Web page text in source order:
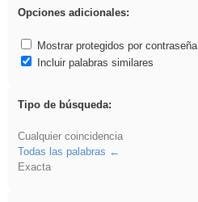
Opciones adicionales:
Mostrar protegidos por contraseña
Incluir palabras similares
Tipo de búsqueda:
Cualquier coincidencia
Todas las palabras
Exacta